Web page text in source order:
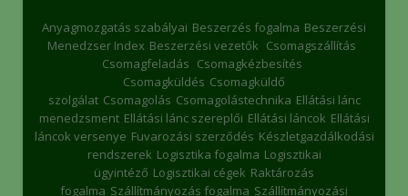
Anyagmozgatás szabályai Beszerzés fogalma Beszerzési
Menedzser Index Beszerzési vezetők Csomagszállítás
Csomagfeladás Csomagkézbesítés
Csomagküldés Csomagküldő
szolgálat Csomagolás Csomagolástechnika Ellátási lánc
menedzsment Ellátási lánc szereplői Ellátási láncok Ellátási
láncok versenye Fuvarozási szerződés Készletgazdálkodási
rendszerek Logisztika fogalma Logisztikai
ügyintéző Logisztikai cégek Raktározás
fogalma Szállítmányozás fogalma Szállítmányozási